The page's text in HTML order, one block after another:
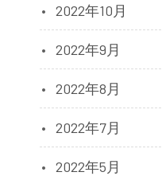
2022年10月
2022年9月
2022年8月
2022年7月
2022年5月